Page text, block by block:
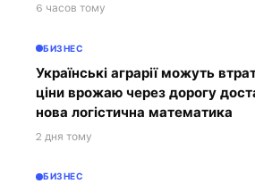
6 часов тому
БИЗНЕС
Українські аграрії можуть
ціни врожаю через дорогу
нова логістична математика
2 дня тому
БИЗНЕС